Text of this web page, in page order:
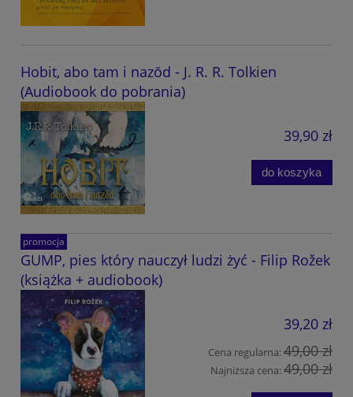
Hobit, abo tam i nazŏd - J. R. R. Tolkien
(Audiobook do pobrania)
39,90 zł
do koszyka
GUMP, pies który nauczył ludzi żyć - Filip Rožek
(książka + audiobook)
39,20 zł
Cena regularna:49,00 zł
Najniższa cena:49,00 zł
promocja